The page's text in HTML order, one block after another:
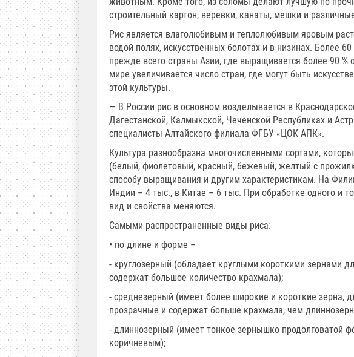
строительный картон, веревки, канаты, мешки и
Рис является влаголюбивым и теплолюбивым яровым
водой полях, искусственных болотах и в низинах. Более
прежде всего страны Азии, где выращивается более 90 %
мире увеличивается число стран, где могут быть
этой культуры.
— В России рис в основном возделывается в
Дагестанской, Калмыкской, Чеченской Республиках и
специалисты Алтайского филиала ФГБУ «ЦОК АПК».
Культура разнообразна многочисленными сортами,
(белый, фиолетовый, красный, бежевый, желтый с
способу выращивания и другим характеристикам. На
Индии – 4 тыс., в Китае – 6 тыс. При обработке одного и
вид и свойства меняются.
Самыми распространенные виды риса:
• по длине и форме –
- круглозерный (обладает круглыми короткими зернами
содержат большое количество крахмала);
- среднезерный (имеет более широкие и короткие зерна,
прозрачные и содержат больше крахмала, чем
- длиннозерный (имеет тонкое зернышко
коричневым);